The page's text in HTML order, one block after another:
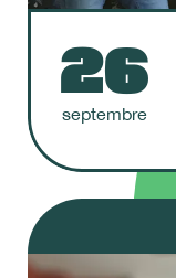
26
septembre